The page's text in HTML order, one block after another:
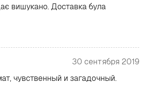
вишукано. Доставка була
30 сентября 2019
чувственный и загадочный.